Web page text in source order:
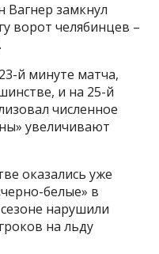
Вагнер замкнул
ворот челябинцев –
й минуте матча,
и на 25-й
численное
увеличивают
оказались уже
белые» в
нарушили
на льду